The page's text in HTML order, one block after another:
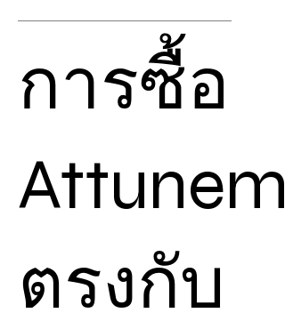
คือ การปรับ
คลื่นความถี่ของเรา ให้สามารถ
ดึงพลังงานจากChiball ที่ถูก
สร้างเอาไว้แล้ว
Attunement เราจะ
สามารถนึกถึงพลังงานชื่อ
Chiball ที่บรรจุ
พลังงานนั้น ได้ทันที
สามารถใช้เพื่อรับพลังเอง
การซื้อ
ตรงกับ